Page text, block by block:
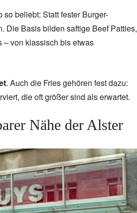
beliebt: Statt fester Burger-
Die Basis bilden saftige Beef Patties,
– von klassisch bis etwas
. Auch die Fries gehören fest dazu:
die oft größer sind als erwartet.
Nähe der Alster